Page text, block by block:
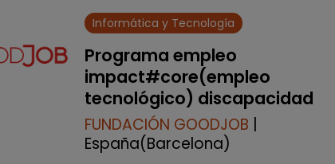
Informática y Tecnología
Programa empleo
impact#core(empleo
tecnológico) discapacidad
FUNDACIÓN GOODJOB |
España(Barcelona)